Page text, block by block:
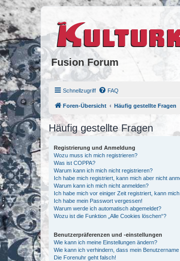
Fusion Forum
Schnellzugriff FAQ
Foren-Übersicht Häufig gestellte Fragen
Häufig gestellte Fragen
Registrierung und Anmeldung
Wozu muss ich mich registrieren?
Was ist COPPA?
Warum kann ich mich nicht registrieren?
Ich habe mich registriert, kann mich aber nicht
Warum kann ich mich nicht anmelden?
Ich habe mich vor einiger Zeit registriert, kann
Ich habe mein Passwort vergessen!
Warum werde ich automatisch abgemeldet?
Wozu ist die Funktion „Alle Cookies löschen“?
Benutzerpräferenzen und -einstellungen
Wie kann ich meine Einstellungen ändern?
Wie kann ich verhindern, dass mein
Die Forenuhr geht falsch!